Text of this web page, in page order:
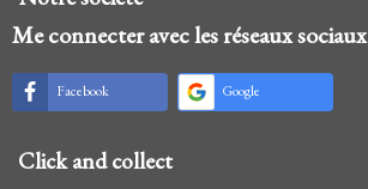
Me connecter avec les réseaux sociaux
Facebook Google
Click and collect